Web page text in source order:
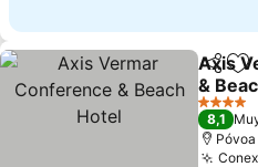
Axis
&
4 Estrellas
8,1